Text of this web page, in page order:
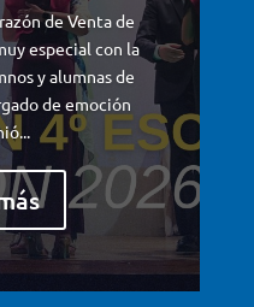
de Venta de
especial con la
y alumnas de
de emoción